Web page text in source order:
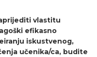
vlastitu
efikasno
iskustvenog,
učenika/ca, budite